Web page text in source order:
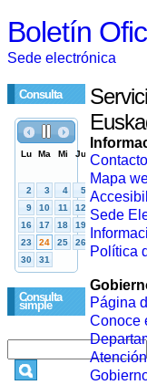
Boletín
Sede electrónica
Consulta
Consulta
simple
Contacto
Mapa
Sede
Política
Página
Conoce